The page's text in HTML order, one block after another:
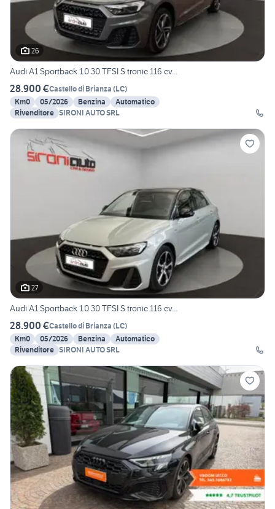
26
Audi A1 Sportback 1.0 30 TFSI S tronic 116 cv...
28.900 €Castello di Brianza (LC)
Km0
05/2026 Benzina
Automatico
Rivenditore SIRONI AUTO SRL
27
Audi A1 Sportback 1.0 30 TFSI S tronic 116 cv...
28.900 €Castello di Brianza (LC)
Km0
05/2026 Benzina
Automatico
Rivenditore SIRONI AUTO SRL